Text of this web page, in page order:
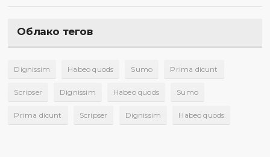
Облако тегов
Dignissim Habeo quods Sumo Prima dicunt
Scripser Dignissim Habeo quods Sumo
Prima dicunt Scripser Dignissim Habeo quods